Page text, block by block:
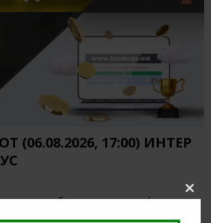
(06.08.2026, 17:00) ИНТЕР
за обложување, а ние ќе го
од Конференциската лига